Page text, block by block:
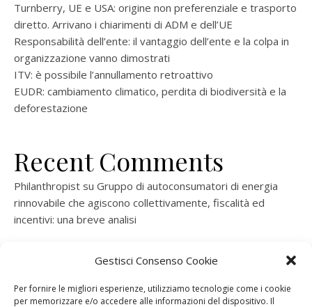
Gestisci Consenso Cookie
Per fornire le migliori esperienze, utilizziamo tecnologie come i cookie
per memorizzare e/o accedere alle informazioni del dispositivo. Il
Turnberry, UE e USA: origine non preferenziale e trasporto
diretto. Arrivano i chiarimenti di ADM e dell’UE
Responsabilità dell’ente: il vantaggio dell’ente e la colpa in
organizzazione vanno dimostrati
ITV: è possibile l’annullamento retroattivo
EUDR: cambiamento climatico, perdita di biodiversità e la
deforestazione
Recent Comments
Philanthropist su Gruppo di autoconsumatori di energia
rinnovabile che agiscono collettivamente, fiscalità ed
incentivi: una breve analisi
rinnovabile che agiscono collettivamente, fiscalità ed